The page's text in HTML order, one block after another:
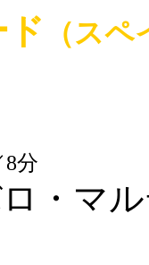
（ス
8分
ロ・マ